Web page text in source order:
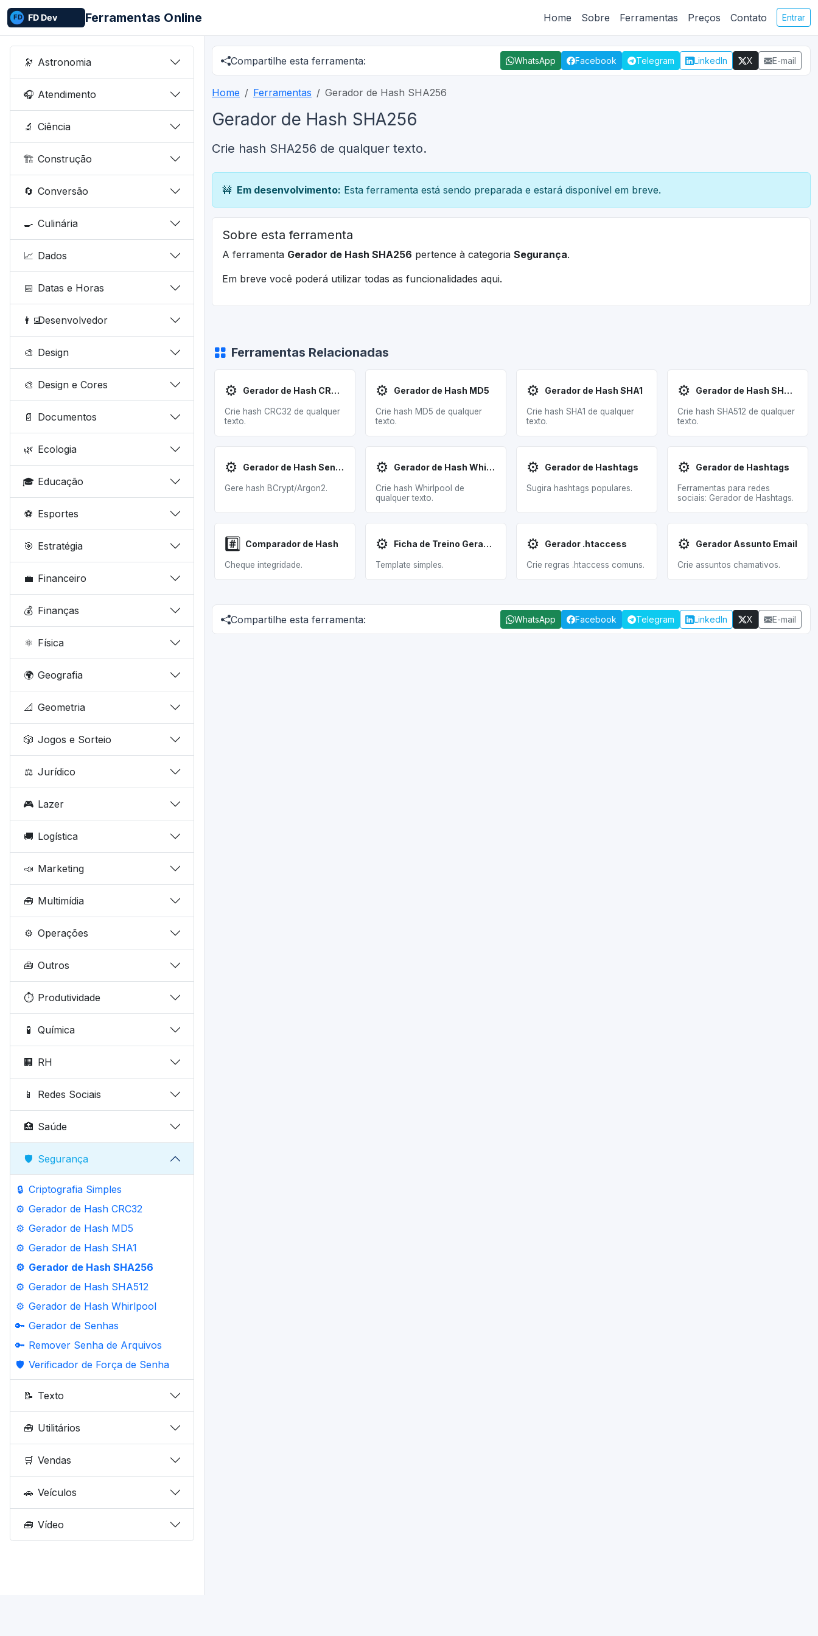
Ferramentas Online Home Sobre Ferramentas Preços Contato Entrar
🔭 Astronomia
🎧 Atendimento
🔬 Ciência
🏗️ Construção
🔄 Conversão
🍳 Culinária
📈 Dados
📅 Datas e Horas
👨‍💻Desenvolvedor
🎨 Design
🎨 Design e Cores
📄 Documentos
🌿 Ecologia
🎓 Educação
⚽ Esportes
🎯 Estratégia
💼 Financeiro
💰 Finanças
⚛️ Física
🌍 Geografia
📐 Geometria
🎲 Jogos e Sorteio
⚖️ Jurídico
🎮 Lazer
🚚 Logística
📣 Marketing
🧰 Multimídia
⚙️ Operações
🧰 Outros
⏱️ Produtividade
🧪 Química
🏢 RH
📱 Redes Sociais
🏥 Saúde
🛡️ Segurança
🔒 Criptografia Simples
⚙️ Gerador de Hash CRC32
⚙️ Gerador de Hash MD5
⚙️ Gerador de Hash SHA1
⚙️ Gerador de Hash SHA256
⚙️ Gerador de Hash SHA512
⚙️ Gerador de Hash Whirlpool
🔑 Gerador de Senhas
🔑 Remover Senha de Arquivos
🛡️ Verificador de Força de Senha
📝 Texto
🧰 Utilitários
🛒 Vendas
🚗 Veículos
🧰 Vídeo
Compartilhe esta ferramenta: WhatsApp Facebook Telegram LinkedIn X E-mail
Home Ferramentas Gerador de Hash SHA256
Gerador de Hash SHA256
Crie hash SHA256 de qualquer texto.
🚧 Em desenvolvimento: Esta ferramenta está sendo preparada e estará disponível em breve.
Sobre esta ferramenta
A ferramenta Gerador de Hash SHA256 pertence à categoria Segurança.
Em breve você poderá utilizar todas as funcionalidades aqui.
Ferramentas Relacionadas
⚙️ Gerador de Hash CRC32
Crie hash CRC32 de qualquer
texto.
⚙️ Gerador de Hash MD5
Crie hash MD5 de qualquer
texto.
⚙️ Gerador de Hash SHA1
Crie hash SHA1 de qualquer
texto.
⚙️ Gerador de Hash SHA512
Crie hash SHA512 de qualquer
texto.
⚙️ Gerador de Hash Senha
Gere hash BCrypt/Argon2.
⚙️ Gerador de Hash Whirlpool
Crie hash Whirlpool de
qualquer texto.
⚙️ Gerador de Hashtags
Sugira hashtags populares.
⚙️ Gerador de Hashtags
Ferramentas para redes
sociais: Gerador de Hashtags.
#️⃣ Comparador de Hash
Cheque integridade.
⚙️ Ficha de Treino Gerador
Template simples.
⚙️ Gerador .htaccess
Crie regras .htaccess comuns.
⚙️ Gerador Assunto Email
Crie assuntos chamativos.
Compartilhe esta ferramenta: WhatsApp Facebook Telegram LinkedIn X E-mail